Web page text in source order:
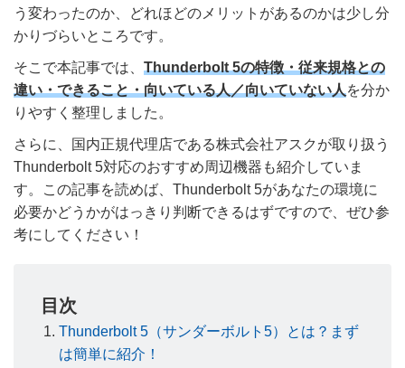
う変わったのか、どれほどのメリットがあるのかは少し分
かりづらいところです。
そこで本記事では、 Thunderbolt 5の特徴・従来規格との
違い・できること・向いている人／向いていない人を分か
りやすく整理しました。
さらに、国内正規代理店である株式会社アスクが取り扱う
Thunderbolt 5対応のおすすめ周辺機器も紹介していま
す。この記事を読めば、Thunderbolt 5があなたの環境に
必要かどうかがはっきり判断できるはずですので、ぜひ参
考にしてください！
目次
Thunderbolt 5（サンダーボルト5）とは？まず
は簡単に紹介！